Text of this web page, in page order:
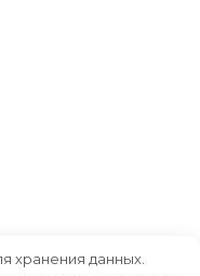
хранения данных.